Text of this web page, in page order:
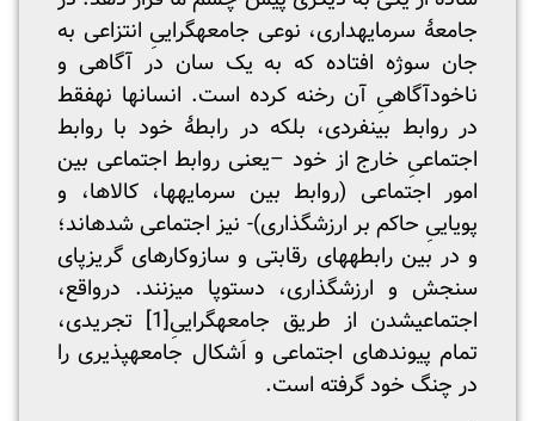
جامعۀ سرمایه­داری، نوعی جامعه­گراییِ انتزاعی به
جان سوژه افتاده که به یک سان در آگاهی و
ناخودآگاهیِ آن رخنه کرده است. انسان­ها نه­فقط
در روابط بین­فردی، بلکه در رابطۀ خود با روابط
اجتماعیِ خارج از خود –یعنی روابط اجتماعی بین
امور اجتماعی (روابط بین سرمایه­ها، کالاها، و
پویاییِ حاکم بر ارزش­گذاری)- نیز اجتماعی شده­اند؛
و در بین رابطه­های رقابتی و سازوکارهای گریزپای
سنجش و ارزش­گذاری، دست­وپا می­زنند. درواقع،
اجتماعی­شدن از طریق جامعه­گراییِ[1]
تجریدی،
تمام پیوندهای اجتماعی و اَشکال جامعه­پذیری را
در چنگ خود گرفته است.